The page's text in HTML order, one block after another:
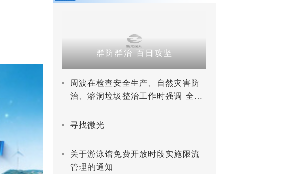
群防群治 百日攻坚
周波在检查安全生产、自然灾害防
治、溶洞垃圾整治工作时强调 全力
打好防灾减灾救灾人民战争 深入推
进溶洞垃圾专项整治工作
寻找微光
关于游泳馆免费开放时段实施限流
管理的通知